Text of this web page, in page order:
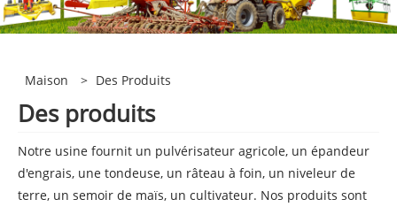
Maison > Des Produits
Des produits
Notre usine fournit un pulvérisateur agricole, un épandeur
d'engrais, une tondeuse, un râteau à foin, un niveleur de
terre, un semoir de maïs, un cultivateur. Nos produits sont